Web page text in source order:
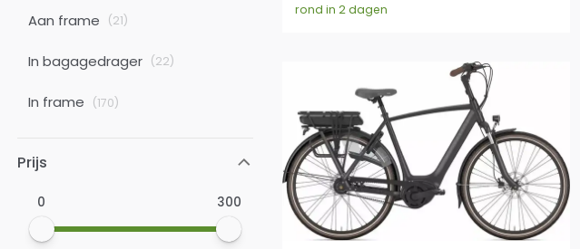
rond in 2 dagen
Aan frame (21)
In bagagedrager (22)
In frame (170)
Prijs
0 300